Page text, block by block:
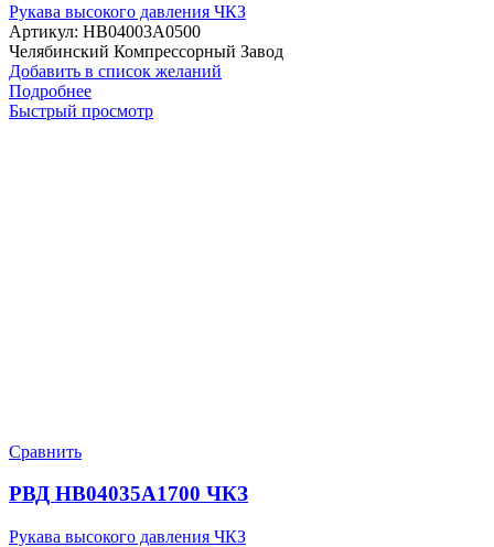
Рукава высокого давления ЧКЗ
Артикул: HB04003A0500
Челябинский Компрессорный Завод
Добавить в список желаний
Подробнее
Быстрый просмотр
Сравнить
РВД HB04035A1700 ЧКЗ
Рукава высокого давления ЧКЗ